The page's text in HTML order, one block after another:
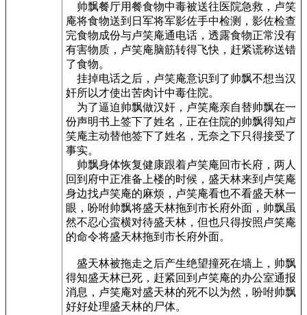
帅飘餐厅用餐食物中毒被送往医院急救，卢笑
庵将食物送到日军将军影佐手中检测，影佐检查
完食物成份与卢笑庵通电话，透露食物正常没有
有害物质，卢笑庵脑筋转得飞快，赶紧谎称送错
了食物。
挂掉电话之后，卢笑庵意识到了帅飘不想当汉
奸所以才使出苦肉计中毒住院。
为了逼迫帅飘做汉奸，卢笑庵亲自替帅飘在一
份声明书上签下了姓名，正在住院的帅飘得知卢
笑庵主动替他签下了姓名，无奈之下只得接受了
事实。
帅飘身体恢复健康跟着卢笑庵回市长府，两人
回到府中正准备上楼的时候，盛天林来到卢笑庵
身边找卢笑庵的麻烦，卢笑庵看也不看盛天林一
眼，吩咐帅飘将盛天林拖到市长府外面，帅飘虽
然不忍心蛮横对待盛天林，但也只得按照卢笑庵
的命令将盛天林拖到市长府外面。
盛天林被拖走之后产生绝望撞死在墙上，帅飘
得知盛天林已死，赶紧回到卢笑庵的办公室通报
消息，卢笑庵对盛天林的死不以为然，吩咐帅飘
好好处理盛天林的尸体。